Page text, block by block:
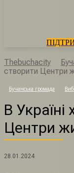
Thebuchacity
створити Центри
Бучанська громада
В Україні
Центри
28.01.2024